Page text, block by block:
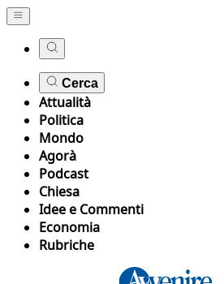
Cerca
Attualità
Politica
Mondo
Agorà
Podcast
Chiesa
Idee e Commenti
Economia
Rubriche